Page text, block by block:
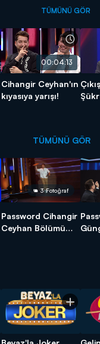
TÜMÜNÜ GÖR
00:04:13
Cihangir Ceyhan'ın
kıyasıya yarışı!
TÜMÜNÜ GÖR
3 Fotoğraf
Password Cihangir
Ceyhan Bölümü